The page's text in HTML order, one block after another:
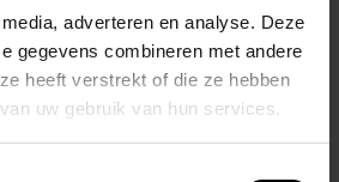
adverteren en analyse. Deze
gegevens combineren met andere
heeft verstrekt of die ze hebben
uw gebruik van hun services.